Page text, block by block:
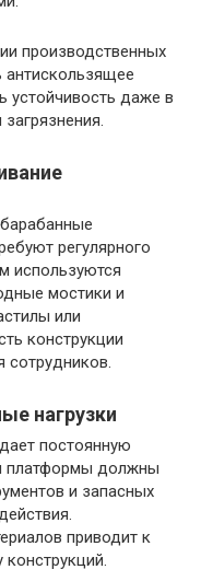
производственных
устойчивость даже в
регулярного
используются
мостики и
или
конструкции
сотрудников.
нагрузки
постоянную
платформы должны
и запасных
приводит к